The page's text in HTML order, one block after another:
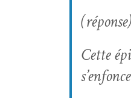
(réponse)
Cette